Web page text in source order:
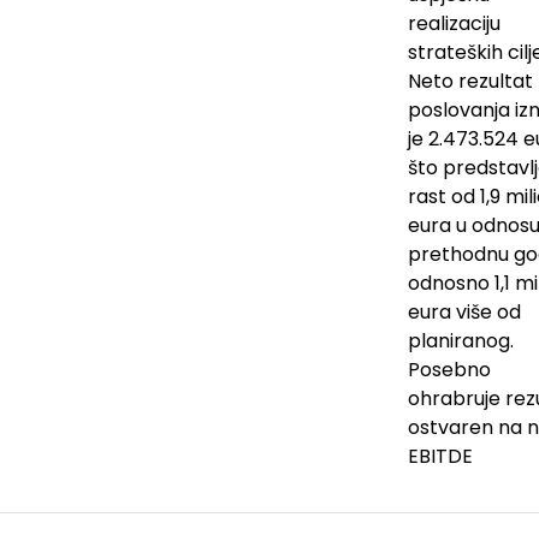
realizaciju
strateških
Neto rezultat
poslovanja
je 2.473.524
što
rast od 1,9
eura u
prethodnu
odnosno 1,1
eura više od
planiranog.
Posebno
ohrabruje
ostvaren na
EBITDE